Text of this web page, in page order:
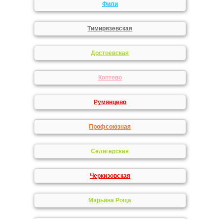
Фили
Тимирязевская
Достоевская
Коптево
Румянцево
Профсоюзная
Селигерская
Черкизовская
Марьина Роща